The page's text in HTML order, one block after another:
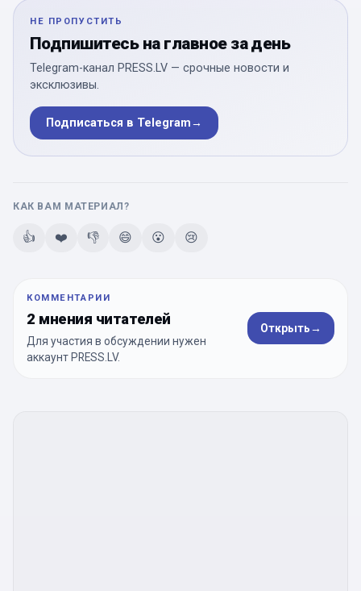
НЕ ПРОПУСТИТЬ
Подпишитесь на главное за день
Telegram-канал PRESS.LV — срочные новости и
эксклюзивы.
Подписаться в Telegram→
КАК ВАМ МАТЕРИАЛ?
👍 ❤️ 👎 😄 😮 😢
КОММЕНТАРИИ
2 мнения читателей
Для участия в обсуждении нужен
аккаунт PRESS.LV.
Открыть→